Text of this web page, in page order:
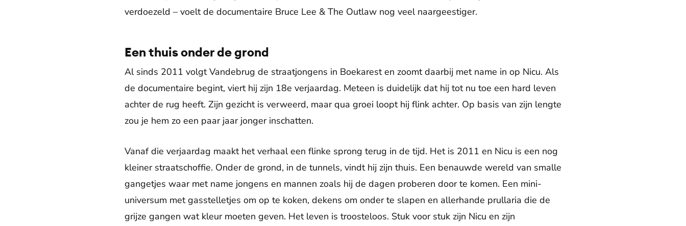
verdoezeld – voelt de documentaire Bruce Lee & The Outlaw nog veel naargeestiger.
Een thuis onder de grond
Al sinds 2011 volgt Vandebrug de straatjongens in Boekarest en zoomt daarbij met name in op Nicu. Als
de documentaire begint, viert hij zijn 18e verjaardag. Meteen is duidelijk dat hij tot nu toe een hard leven
achter de rug heeft. Zijn gezicht is verweerd, maar qua groei loopt hij flink achter. Op basis van zijn lengte
zou je hem zo een paar jaar jonger inschatten.
Vanaf die verjaardag maakt het verhaal een flinke sprong terug in de tijd. Het is 2011 en Nicu is een nog
kleiner straatschoffie. Onder de grond, in de tunnels, vindt hij zijn thuis. Een benauwde wereld van smalle
gangetjes waar met name jongens en mannen zoals hij de dagen proberen door te komen. Een mini-
universum met gasstelletjes om op te koken, dekens om onder te slapen en allerhande prullaria die de
grijze gangen wat kleur moeten geven. Het leven is troosteloos. Stuk voor stuk zijn Nicu en zijn